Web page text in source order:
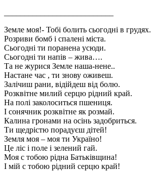
Земле моя!- Тобі болить сьогодні в грудях.
Розриви бомб і спалені міста.
Сьогодні ти поранена усюди.
Сьогодні ти напів – жива….
Та не журися Земле наша-нене..
Настане час , ти знову оживеш.
Залічиш рани, відійдеш від болю.
Розквітне милий серцю рідний край.
На полі заколоситься пшениця.
І сонячник розквітне як розмай.
Калина гронами на осінь задобриться.
Ти щедрістю порадуєш дітей!
Земля моя – моя ти Україно!
Це ліс і поле і зелений гай.
Моя с тобою рідна Батьківщина!
І мій с тобою рідний серцю край!